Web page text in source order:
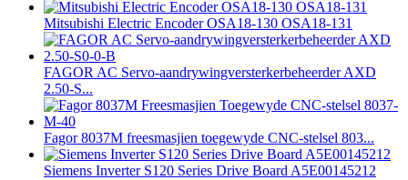
Mitsubishi Electric Encoder OSA18-130 OSA18-131
FAGOR AC Servo-aandrywingversterkerbeheerder AXD
2.50-S...
Fagor 8037M freesmasjien toegewyde CNC-stelsel 803...
Siemens Inverter S120 Series Drive Board A5E00145212